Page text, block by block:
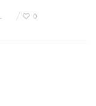
0